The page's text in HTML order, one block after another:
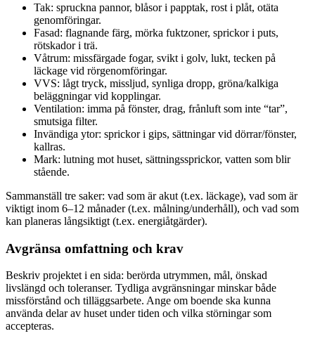
Tak: spruckna pannor, blåsor i papptak, rost i plåt, otäta
genomföringar.
Fasad: flagnande färg, mörka fuktzoner, sprickor i puts,
rötskador i trä.
Våtrum: missfärgade fogar, svikt i golv, lukt, tecken på
läckage vid rörgenomföringar.
VVS: lågt tryck, missljud, synliga dropp, gröna/kalkiga
beläggningar vid kopplingar.
Ventilation: imma på fönster, drag, frånluft som inte “tar”,
smutsiga filter.
Invändiga ytor: sprickor i gips, sättningar vid dörrar/fönster,
kallras.
Mark: lutning mot huset, sättningssprickor, vatten som blir
stående.
Sammanställ tre saker: vad som är akut (t.ex. läckage), vad som är
viktigt inom 6–12 månader (t.ex. målning/underhåll), och vad som
kan planeras långsiktigt (t.ex. energiåtgärder).
Avgränsa omfattning och krav
Beskriv projektet i en sida: berörda utrymmen, mål, önskad
livslängd och toleranser. Tydliga avgränsningar minskar både
missförstånd och tilläggsarbete. Ange om boende ska kunna
använda delar av huset under tiden och vilka störningar som
accepteras.